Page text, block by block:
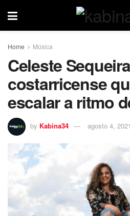
Home Música
Celeste
costarricense
escalar a ritmo
by Kabina34 agosto 4, 2021